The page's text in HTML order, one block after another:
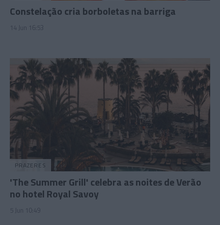
Constelação cria borboletas na barriga
14 Jun 16:53
PRAZERES
'The Summer Grill' celebra as noites de Verão
no hotel Royal Savoy
5 Jun 10:49